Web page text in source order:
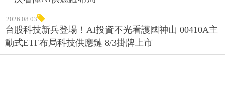
台股科技新兵登場！AI投資不光看護國神山 00410A主
動式ETF布局科技供應鏈 8/3掛牌上市